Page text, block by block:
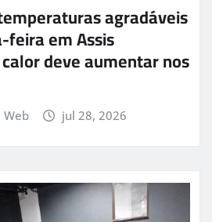
agradáveis
em Assis
deve aumentar nos
Web jul 28, 2026